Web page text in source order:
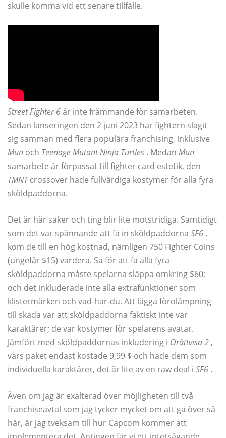
skulle komma vid ett senare tillfälle.
Street Fighter 6är inte främmande för samarbeten.
Sedan lanseringen den 2 juni 2023 har fightern slagit
sig samman med flera populära franchising, inklusive
Mun och Teenage Mutant Ninja Turtles . Medan Mun
samarbete är förpassat till fighter card estetik, den
TMNTcrossover hade fullvärdiga kostymer för alla fyra
sköldpaddorna.
Det är här saker och ting blir lite motstridiga. Samtidigt
som det var spännande att få in sköldpaddorna SF6 ,
kom de till en hög kostnad, nämligen 750 Fighter Coins
(ungefär $15) vardera. Så för att få alla fyra
sköldpaddorna måste spelarna släppa omkring $60;
och det inkluderade inte alla extrafunktioner som
klistermärken och vad-har-du. Att lägga förolämpning
till skada var att sköldpaddorna faktiskt inte var
karaktärer; de var kostymer för spelarens avatar.
Jämfört med sköldpaddornas inkludering i Orättvisa 2 ,
vars paket endast kostade 9,99 $ och hade dem som
individuella karaktärer, det är lite av en raw deal i SF6 .
Även om jag är exalterad över möjligheten till två
franchiseavtal som jag tycker mycket om att gå över så
här, är jag tveksam till hur Capcom kommer att